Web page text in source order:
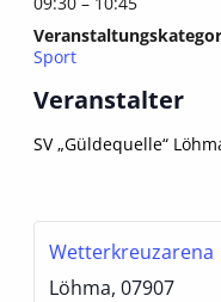
Sport
Veranstalter
SV „Güldequelle“
Wetterkreuzarena
Löhma, 07907